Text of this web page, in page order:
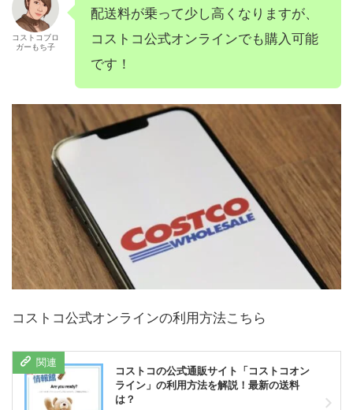
コストコブロ
ガーもち子
配送料が乗って少し高くなりますが、
コストコ公式オンラインでも購入可能
です！
コストコ公式オンラインの利用方法こちら
コストコの公式通販サイト「コストコオン
ライン」の利用方法を解説！最新の送料
は？